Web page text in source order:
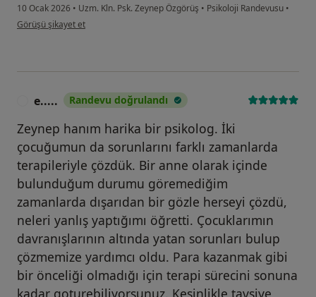
10 Ocak 2026 • Uzm. Kln. Psk. Zeynep Özgörüş • Psikoloji Randevusu •
kullanıcının görüşüne göre e.....
Görüşü şikayet et
e..... Randevu doğrulandı
Zeynep hanım harika bir psikolog. İki
çocuğumun da sorunlarını farklı zamanlarda
terapileriyle çözdük. Bir anne olarak içinde
bulunduğum durumu göremediğim
zamanlarda dışarıdan bir gözle herseyi çözdü,
neleri yanlış yaptığımı öğretti. Çocuklarımın
davranışlarının altında yatan sorunları bulup
çözmemize yardımcı oldu. Para kazanmak gibi
bir önceliği olmadığı için terapi sürecini sonuna